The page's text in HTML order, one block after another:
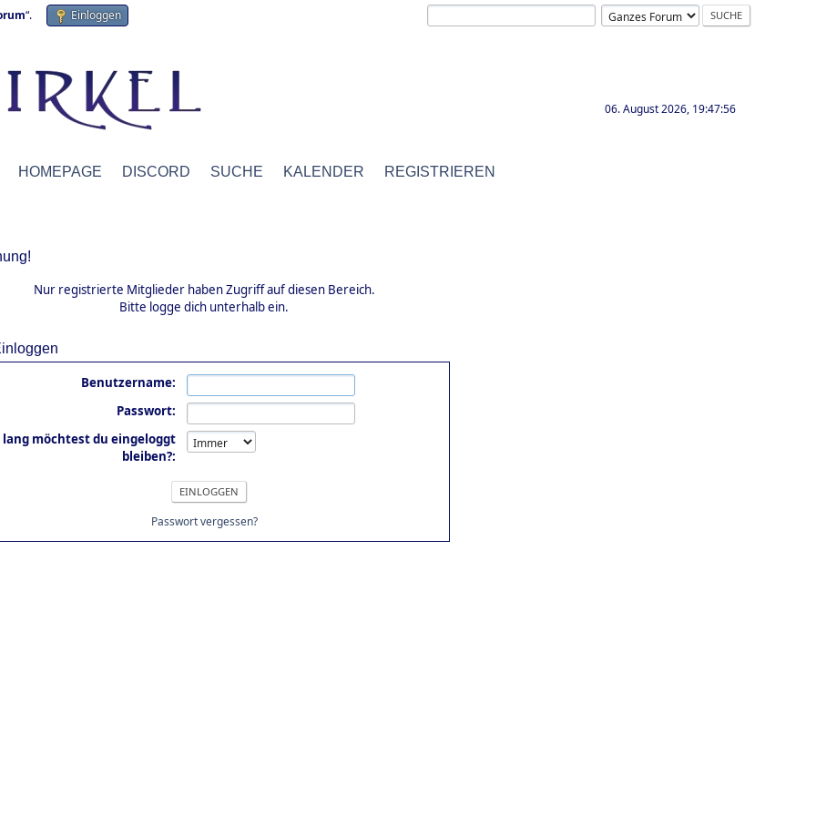
“. Einloggen
06. August 2026, 19:47:56
HOMEPAGE DISCORD SUCHE KALENDER REGISTRIEREN
Nur registrierte Mitglieder haben Zugriff auf diesen Bereich.
Bitte logge dich unterhalb ein.
Benutzername:
Passwort:
lang möchtest du eingeloggt
bleiben?:
Passwort vergessen?